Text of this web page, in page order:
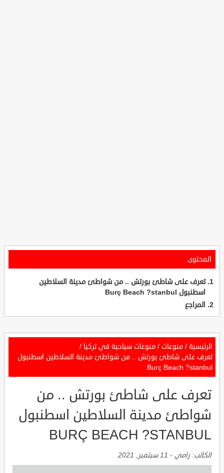
المحتوى
تعرف على شاطئ بورتش .. من شواطئ مدينة السلاطين
اسطنبول Burç Beach ?stanbul
المراجع
الرئيسية / منوعات / منوعات سياحية في تركيا /
تعرف على شاطئ بورتش .. من شواطئ مدينة السلاطين اسطنبول
Burç Beach ?stanbul
تعرف على شاطئ بورتش .. من
شواطئ مدينة السلاطين اسطنبول
BURÇ BEACH ?STANBUL
الكاتب: رامي - 11 سبتمبر, 2021